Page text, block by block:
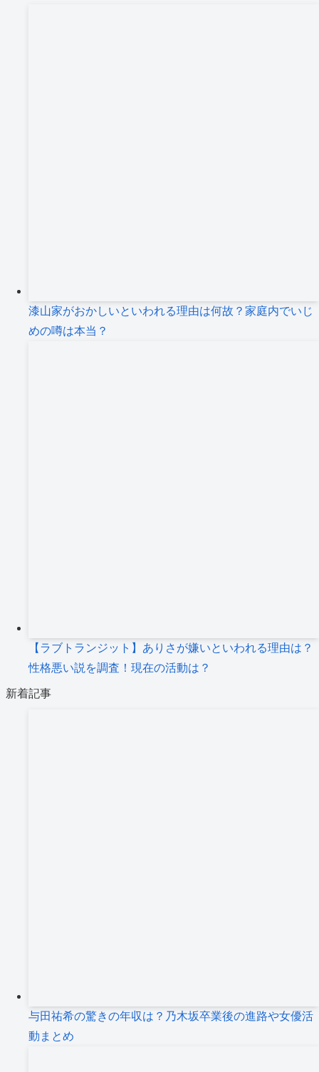
漆山家がおかしいといわれる理由は何故？家庭内でいじ
めの噂は本当？
【ラブトランジット】ありさが嫌いといわれる理由は？
性格悪い説を調査！現在の活動は？
新着記事
与田祐希の驚きの年収は？乃木坂卒業後の進路や女優活
動まとめ